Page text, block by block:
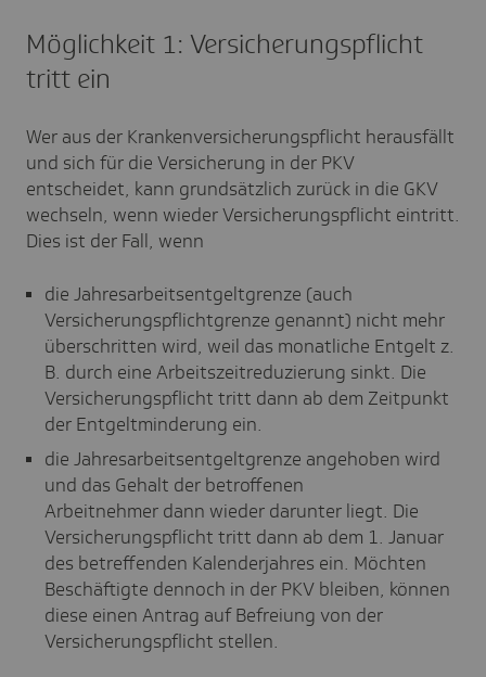
Möglichkeit 1: Versicherungspflicht
tritt ein
Wer aus der Krankenversicherungspflicht herausfällt
und sich für die Versicherung in der PKV
entscheidet, kann grundsätzlich zurück in die GKV
wechseln, wenn wieder Versicherungspflicht eintritt.
Dies ist der Fall, wenn
die Jahresarbeitsentgeltgrenze (auch
Versicherungspflichtgrenze genannt) nicht mehr
überschritten wird, weil das monatliche Entgelt z.
B. durch eine Arbeitszeitreduzierung sinkt. Die
Versicherungspflicht tritt dann ab dem Zeitpunkt
der Entgeltminderung ein.
die Jahresarbeitsentgeltgrenze angehoben wird
und das Gehalt der betroffenen
Arbeitnehmer dann wieder darunter liegt. Die
Versicherungspflicht tritt dann ab dem 1. Januar
des betreffenden Kalenderjahres ein. Möchten
Beschäftigte dennoch in der PKV bleiben, können
diese einen Antrag auf Befreiung von der
Versicherungspflicht stellen.